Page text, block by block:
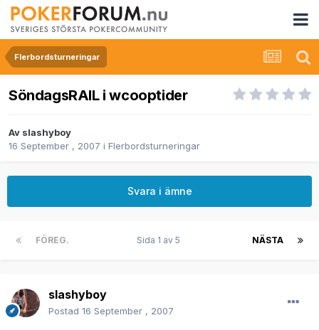
Flerbordsturneringar
SöndagsRAIL i wcooptider
Av slashyboy
16 September , 2007 i Flerbordsturneringar
Svara i ämne
FÖREG. NÄSTA
Sida 1 av 5
slashyboy
Postad 16 September , 2007